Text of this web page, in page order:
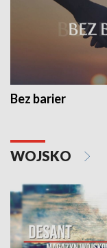
Bez barier
WOJSKO